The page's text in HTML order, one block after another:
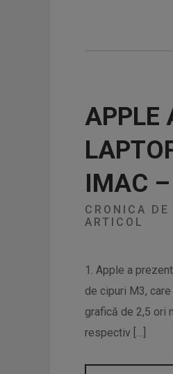
APPLE
IMAC –
CRONICA DE
ARTICOL
1. Apple a
de cipuri M3,
grafică de 2,5 ori
respectiv […]